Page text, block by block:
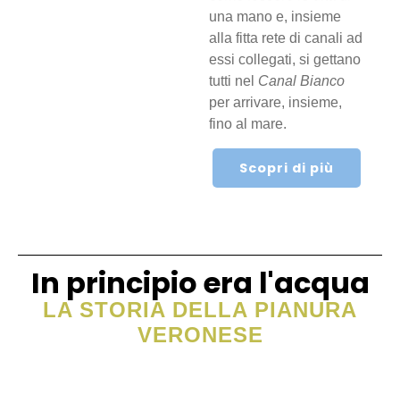
una mano e, insieme
alla fitta rete di canali ad
essi collegati, si gettano
tutti nel Canal Bianco
per arrivare, insieme,
fino al mare.
Scopri di più
In principio era l'acqua
LA STORIA DELLA PIANURA
VERONESE